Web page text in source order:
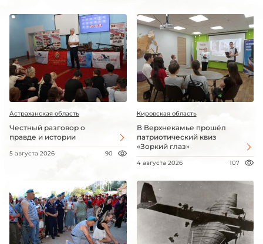
Астраханская область
Честный разговор о
правде и истории
5 августа 2026 90
Кировская область
В Верхнекамье прошёл
патриотический квиз
«Зоркий глаз»
4 августа 2026 107